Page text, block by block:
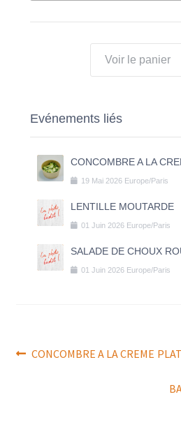
Voir le panier
Evénements liés
CONCOMBRE A LA
19 Mai 2026 Europe/Paris
LENTILLE MOUTARDE
01 Juin 2026 Europe/Paris
SALADE DE CHOUX
01 Juin 2026 Europe/Paris
Navigation
Article
CONCOMBRE A LA CREME